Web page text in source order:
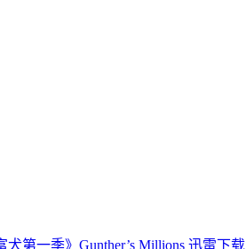
犬第一季》Gunther’s Millions 迅雷下载